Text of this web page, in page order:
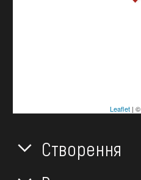
Leaflet| ©
Створення